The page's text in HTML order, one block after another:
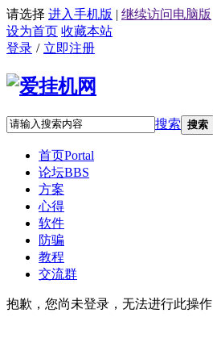
请选择 进入手机版 | 继续访问电脑版
设为首页 收藏本站
登录 / 立即注册
搜索 搜索
首页Portal
论坛BBS
方案
心得
软件
防骗
教程
交流群
抱歉，您尚未登录，无法进行此操作